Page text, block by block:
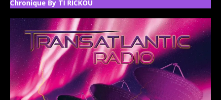
Chronique By TI RICKOU